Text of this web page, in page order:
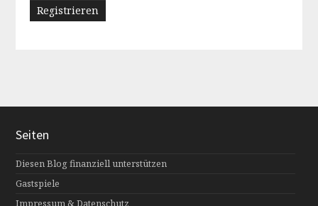
Seiten
Diesen Blog finanziell unterstützen
Gastspiele
Impressum & Datenschutz